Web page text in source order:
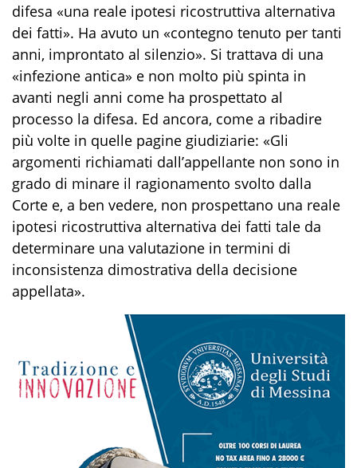
difesa «una reale ipotesi ricostruttiva alternativa
dei fatti». Ha avuto un «contegno tenuto per tanti
anni, improntato al silenzio». Si trattava di una
«infezione antica» e non molto più spinta in
avanti negli anni come ha prospettato al
processo la difesa. Ed ancora, come a ribadire
più volte in quelle pagine giudiziarie: «Gli
argomenti richiamati dall’appellante non sono in
grado di minare il ragionamento svolto dalla
Corte e, a ben vedere, non prospettano una reale
ipotesi ricostruttiva alternativa dei fatti tale da
determinare una valutazione in termini di
inconsistenza dimostrativa della decisione
appellata».